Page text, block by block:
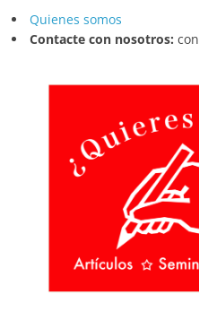
Quienes somos
Contacte con nosotros: